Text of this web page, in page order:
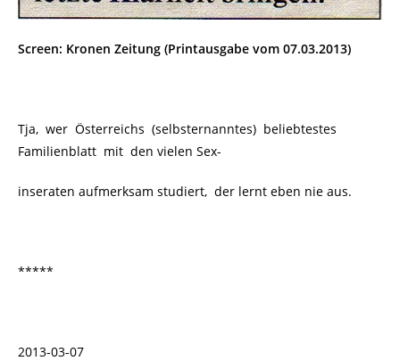
Screen: Kronen Zeitung (Printausgabe vom 07.03.2013)
Tja, wer Österreichs (selbsternanntes) beliebtestes
Familienblatt mit den vielen Sex-
inseraten aufmerksam studiert, der lernt eben nie aus.
*****
2013-03-07